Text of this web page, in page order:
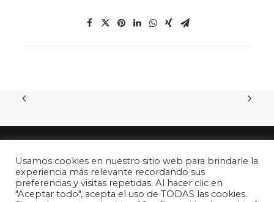
© 2026 26 de abril - DÍA DEL NIÑO en España. All rights reserved
Usamos cookies en nuestro sitio web para brindarle la
experiencia más relevante recordando sus
preferencias y visitas repetidas. Al hacer clic en
"Aceptar todo", acepta el uso de TODAS las cookies.